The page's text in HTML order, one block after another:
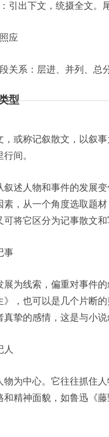
引出下文，统摄全文。
应
关系：层进、并列、总分
型
，或称记叙散文，以叙
间。
叙述人物和事件的发展
素，从一个角度选取题
可将它区分为记事散文和
事
展为线索，偏重对事件
》，也可以是几个片断
真挚的感情，这是与小说
人
物为中心。它往往抓住
和精神面貌，如鲁迅《